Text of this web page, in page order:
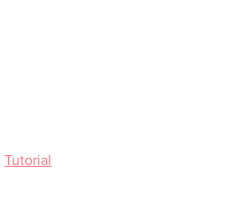
Tutorial